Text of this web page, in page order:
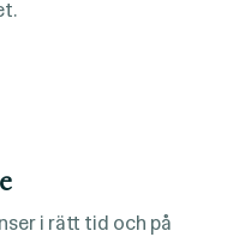
i rätt tid och på